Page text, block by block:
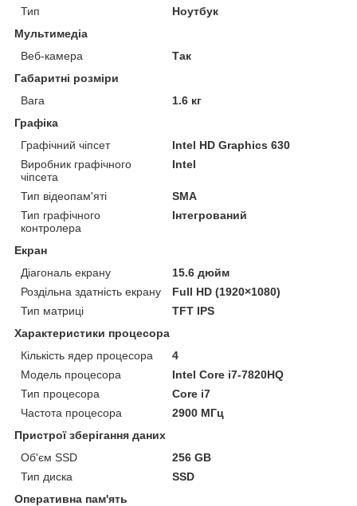
Тип
Ноутбук
Мультимедіа
Веб-камера
Так
Габаритні розміри
Вага
1.6 кг
Графіка
Графічний чіпсет
Intel HD Graphics 630
Виробник графічного
чіпсета
Intel
Тип відеопам'яті
SMA
Тип графічного
контролера
Інтегрований
Екран
Діагональ екрану
15.6 дюйм
Роздільна здатність екрану
Full HD (1920×1080)
Тип матриці
TFT IPS
Характеристики процесора
Кількість ядер процесора
4
Модель процесора
Intel Core i7-7820HQ
Тип процесора
Core i7
Частота процесора
2900 МГц
Пристрої зберігання даних
Об'єм SSD
256 GB
Тип диска
SSD
Оперативна пам'ять